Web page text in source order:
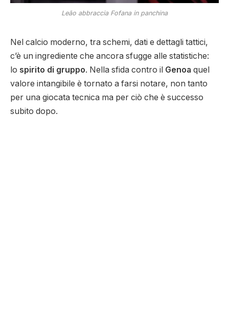
Leão abbraccia Fofana in panchina
Nel calcio moderno, tra schemi, dati e dettagli tattici,
c’è un ingrediente che ancora sfugge alle statistiche:
lo spirito di gruppo. Nella sfida contro il Genoa quel
valore intangibile è tornato a farsi notare, non tanto
per una giocata tecnica ma per ciò che è successo
subito dopo.